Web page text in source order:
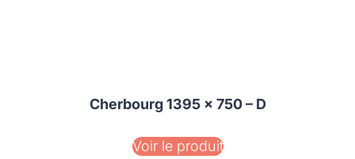
Cherbourg 1395 x 750 – D
Voir le produit